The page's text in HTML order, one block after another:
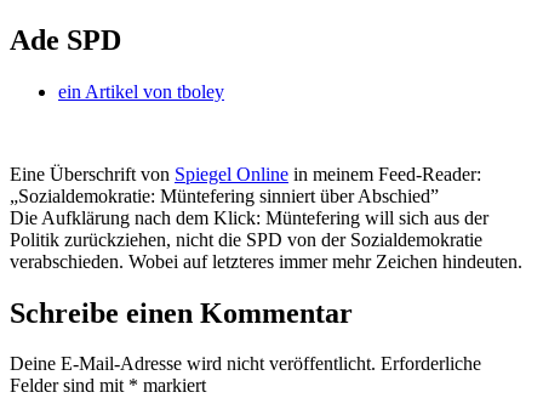
Ade SPD
ein Artikel von tboley
Eine Überschrift von Spiegel Online in meinem Feed-Reader:
„Sozialdemokratie: Müntefering sinniert über Abschied”
Die Aufklärung nach dem Klick: Müntefering will sich aus der
Politik zurückziehen, nicht die SPD von der Sozialdemokratie
verabschieden. Wobei auf letzteres immer mehr Zeichen hindeuten.
Schreibe einen Kommentar
Deine E-Mail-Adresse wird nicht veröffentlicht. Erforderliche
Felder sind mit * markiert